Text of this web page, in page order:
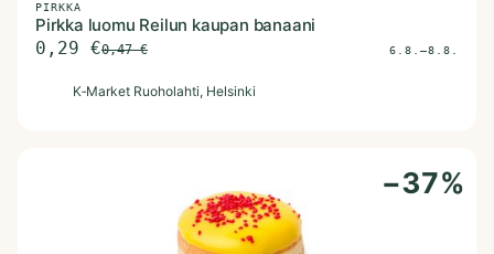
PIRKKA
Pirkka luomu Reilun kaupan banaani
0,29 €0,47€ 6.8.–8.8.
K‑Market Ruoholahti, Helsinki
−37%